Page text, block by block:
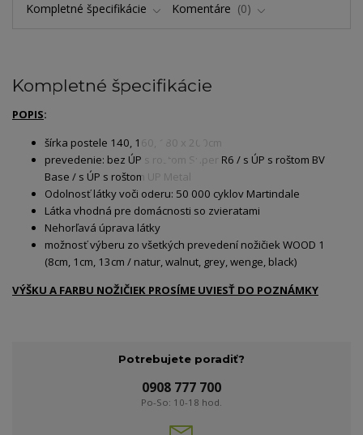
Kompletné špecifikácie Komentáre 0
Kompletné špecifikácie
POPIS:
šírka postele 140, 160, 180 x 200cm
prevedenie: bez ÚP s roštom Super R6 / s ÚP s roštom BV
Base / s ÚP s roštom UP Metal
Odolnosť látky voči oderu: 50 000 cyklov Martindale
Látka vhodná pre domácnosti so zvieratami
Nehorľavá úprava látky
možnosť výberu zo všetkých prevedení nožičiek WOOD 1
(8cm, 1cm, 13cm / natur, walnut, grey, wenge, black)
VÝŠKU A FARBU NOŽIČIEK PROSÍME UVIESŤ DO POZNÁMKY
Potrebujete poradiť?
0908 777 700
Po-So: 10-18 hod.